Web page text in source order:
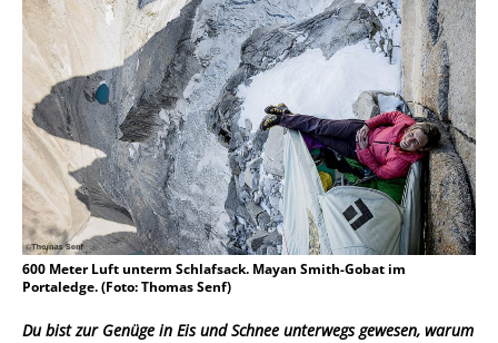
600 Meter Luft unterm Schlafsack. Mayan Smith-Gobat im
Portaledge. (Foto: Thomas Senf)
Du bist zur Genüge in Eis und Schnee unterwegs gewesen, warum